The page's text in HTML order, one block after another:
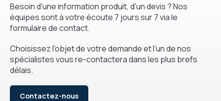
Besoin d'une information produit, d'un devis ? Nos
équipes sont à votre écoute 7 jours sur 7 via le
formulaire de contact.
Choisissez l'objet de votre demande et l'un de nos
spécialistes vous re-contactera dans les plus brefs
délais.
Contactez-nous